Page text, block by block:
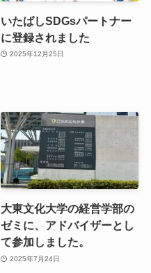
いたばしSDGsパートナー
に登録されました
2025年12月25日
大東文化大学の経営学部の
ゼミに、アドバイザーとし
て参加しました。
2025年7月24日